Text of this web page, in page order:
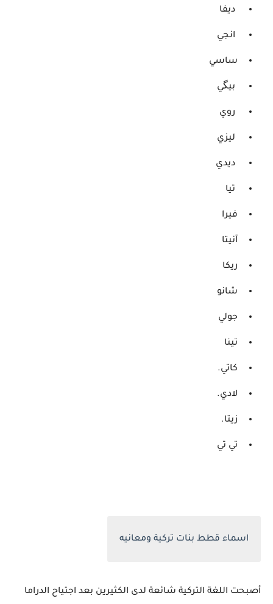
ديفا
انجي
ساسي
بيگي
روي
ليزي
ديدي
تيا
فيرا
آنيتا
ريكا
شانو
جولي
تينا
كاتي.
لادي.
زيتا.
تي تي
اسماء قطط بنات تركية ومعانيه
أصبحت اللغة التركية شائعة لدى الكثيرين بعد اجتياح الدراما